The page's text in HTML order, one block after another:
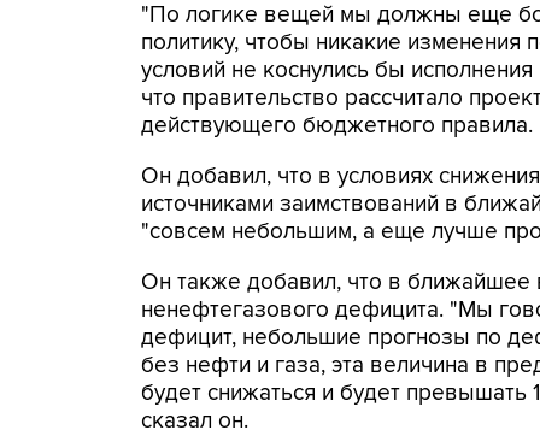
"По логике вещей мы должны еще
политику, чтобы никакие
условий не коснулись бы
что правительство рассчитало
действующего бюджетного правила.
Он добавил, что в условиях
источниками заимствований в
"совсем небольшим, а еще лучше
Он также добавил, что в ближайшее
ненефтегазового дефицита. "Мы
дефицит, небольшие прогнозы по
без нефти и газа, эта величина в
будет снижаться и будет превышать
сказал он.